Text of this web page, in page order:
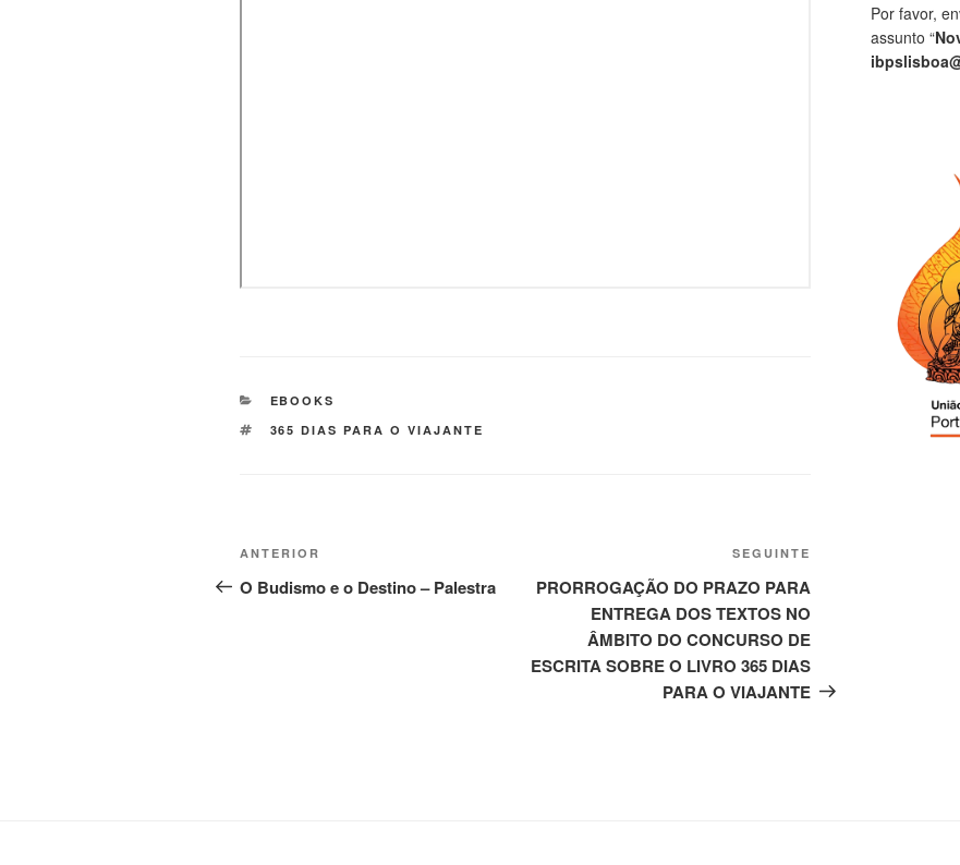
EBOOKS
365 DIAS PARA O VIAJANTE
ANTERIOR
O Budismo e o Destino – Palestra
SEGUINTE
PRORROGAÇÃO DO PRAZO PARA
ENTREGA DOS TEXTOS NO
ÂMBITO DO CONCURSO DE
ESCRITA SOBRE O LIVRO 365 DIAS
PARA O VIAJANTE
Por favor,
assunto “